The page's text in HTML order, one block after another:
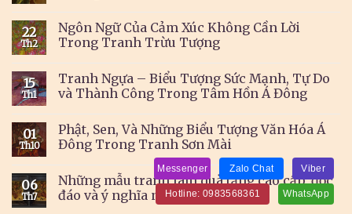
22
Th2
Ngôn Ngữ Của Cảm Xúc Không Cần Lời
Trong Tranh Trừu Tượng
15
Th1
Tranh Ngựa – Biểu Tượng Sức Mạnh, Tự Do
và Thành Công Trong Tâm Hồn Á Đông
01
Th10
Phật, Sen, Và Những Biểu Tượng Văn Hóa Á
Đông Trong Tranh Sơn Mài
06
Th7
Những mẫu tranh làm quà tặng cao cấp, độc
đáo và ý nghĩa nhất
Viber
Zalo Chat
Messenger
WhatsApp
Hotline: 0983568361